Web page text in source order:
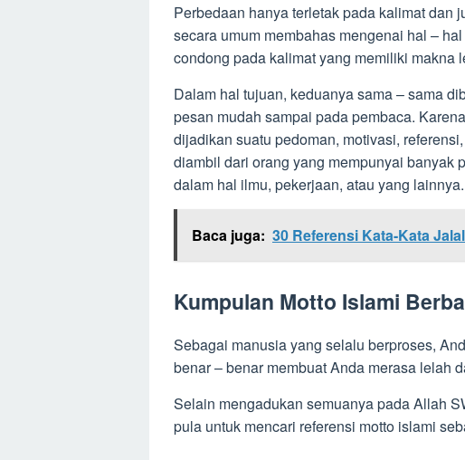
Perbedaan hanya terletak pada kalimat dan
secara umum membahas mengenai hal –
condong pada kalimat yang memiliki makna
Dalam hal tujuan, keduanya sama – sama
pesan mudah sampai pada pembaca.
dijadikan suatu pedoman, motivasi,
diambil dari orang yang mempunyai banyak
dalam hal ilmu, pekerjaan, atau yang lainnya.
Baca juga: 30 Referensi Kata-Kata
Kumpulan Motto Islami
Sebagai manusia yang selalu berproses,
benar – benar membuat Anda merasa lelah
Selain mengadukan semuanya pada Allah
pula untuk mencari referensi motto islami